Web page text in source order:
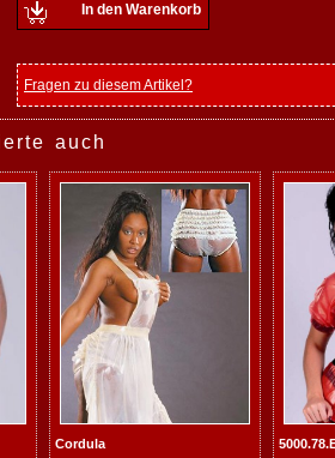
In den Warenkorb
Fragen zu diesem Artikel?
auch
Cordula